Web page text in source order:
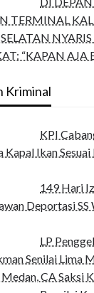
TERMINAL
“KAPAN AJA
Kriminal
KPI
Kapal Ikan
149 Hari
Deportasi SS
LP
Senilai Lima
CA Saksi